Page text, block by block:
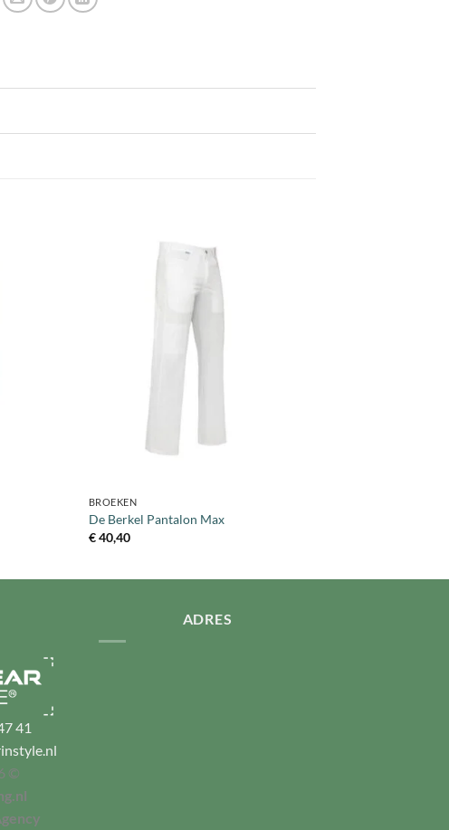
BROEKEN
De Berkel Pantalon Max
€40,40
41
©
ADRES